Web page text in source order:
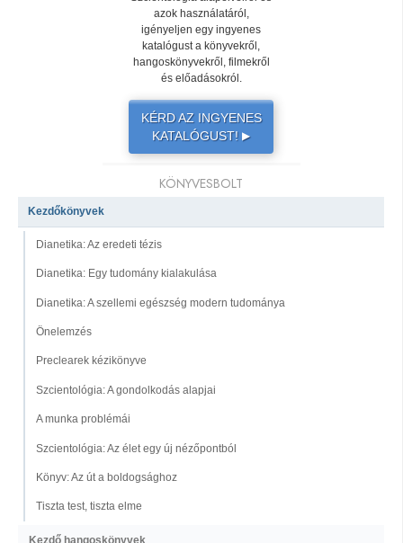
azok használatáról,
igényeljen egy ingyenes
katalógust a könyvekről,
hangoskönyvekről, filmekről
és előadásokról.
KÉRD AZ INGYENES
KATALÓGUST! ▶
KÖNYVESBOLT
Kezdőkönyvek
Dianetika: Az eredeti tézis
Dianetika: Egy tudomány kialakulása
Dianetika: A szellemi egészség modern tudománya
Önelemzés
Preclearek kézikönyve
Szcientológia: A gondolkodás alapjai
A munka problémái
Szcientológia: Az élet egy új nézőpontból
Könyv: Az út a boldogsághoz
Tiszta test, tiszta elme
Kezdő hangoskönyvek